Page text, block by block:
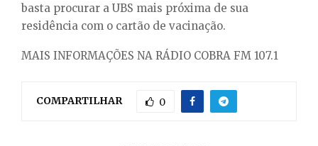
basta procurar a UBS mais próxima de sua
residência com o cartão de vacinação.
MAIS INFORMAÇÕES NA RÁDIO COBRA FM 107.1
COMPARTILHAR 0